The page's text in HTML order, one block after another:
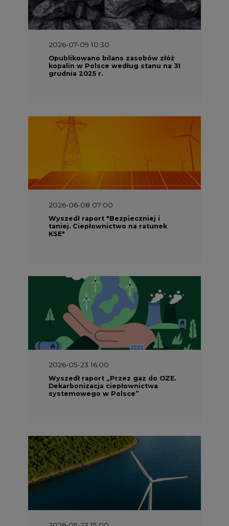
2026-07-09 10:30
Opublikowano bilans zasobów złóż
kopalin w Polsce według stanu na 31
grudnia 2025 r.
2026-06-08 07:00
Wyszedł raport "Bezpieczniej i
taniej. Ciepłownictwo na ratunek
KSE"
2026-05-23 16:00
Wyszedł raport „Przez gaz do OZE.
Dekarbonizacja ciepłownictwa
systemowego w Polsce”